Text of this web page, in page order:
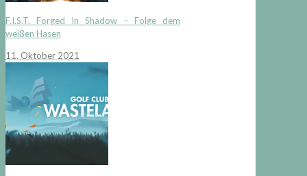
F.I.S.T. Forged In Shadow – Folge dem
weißen Hasen
11. Oktober 2021